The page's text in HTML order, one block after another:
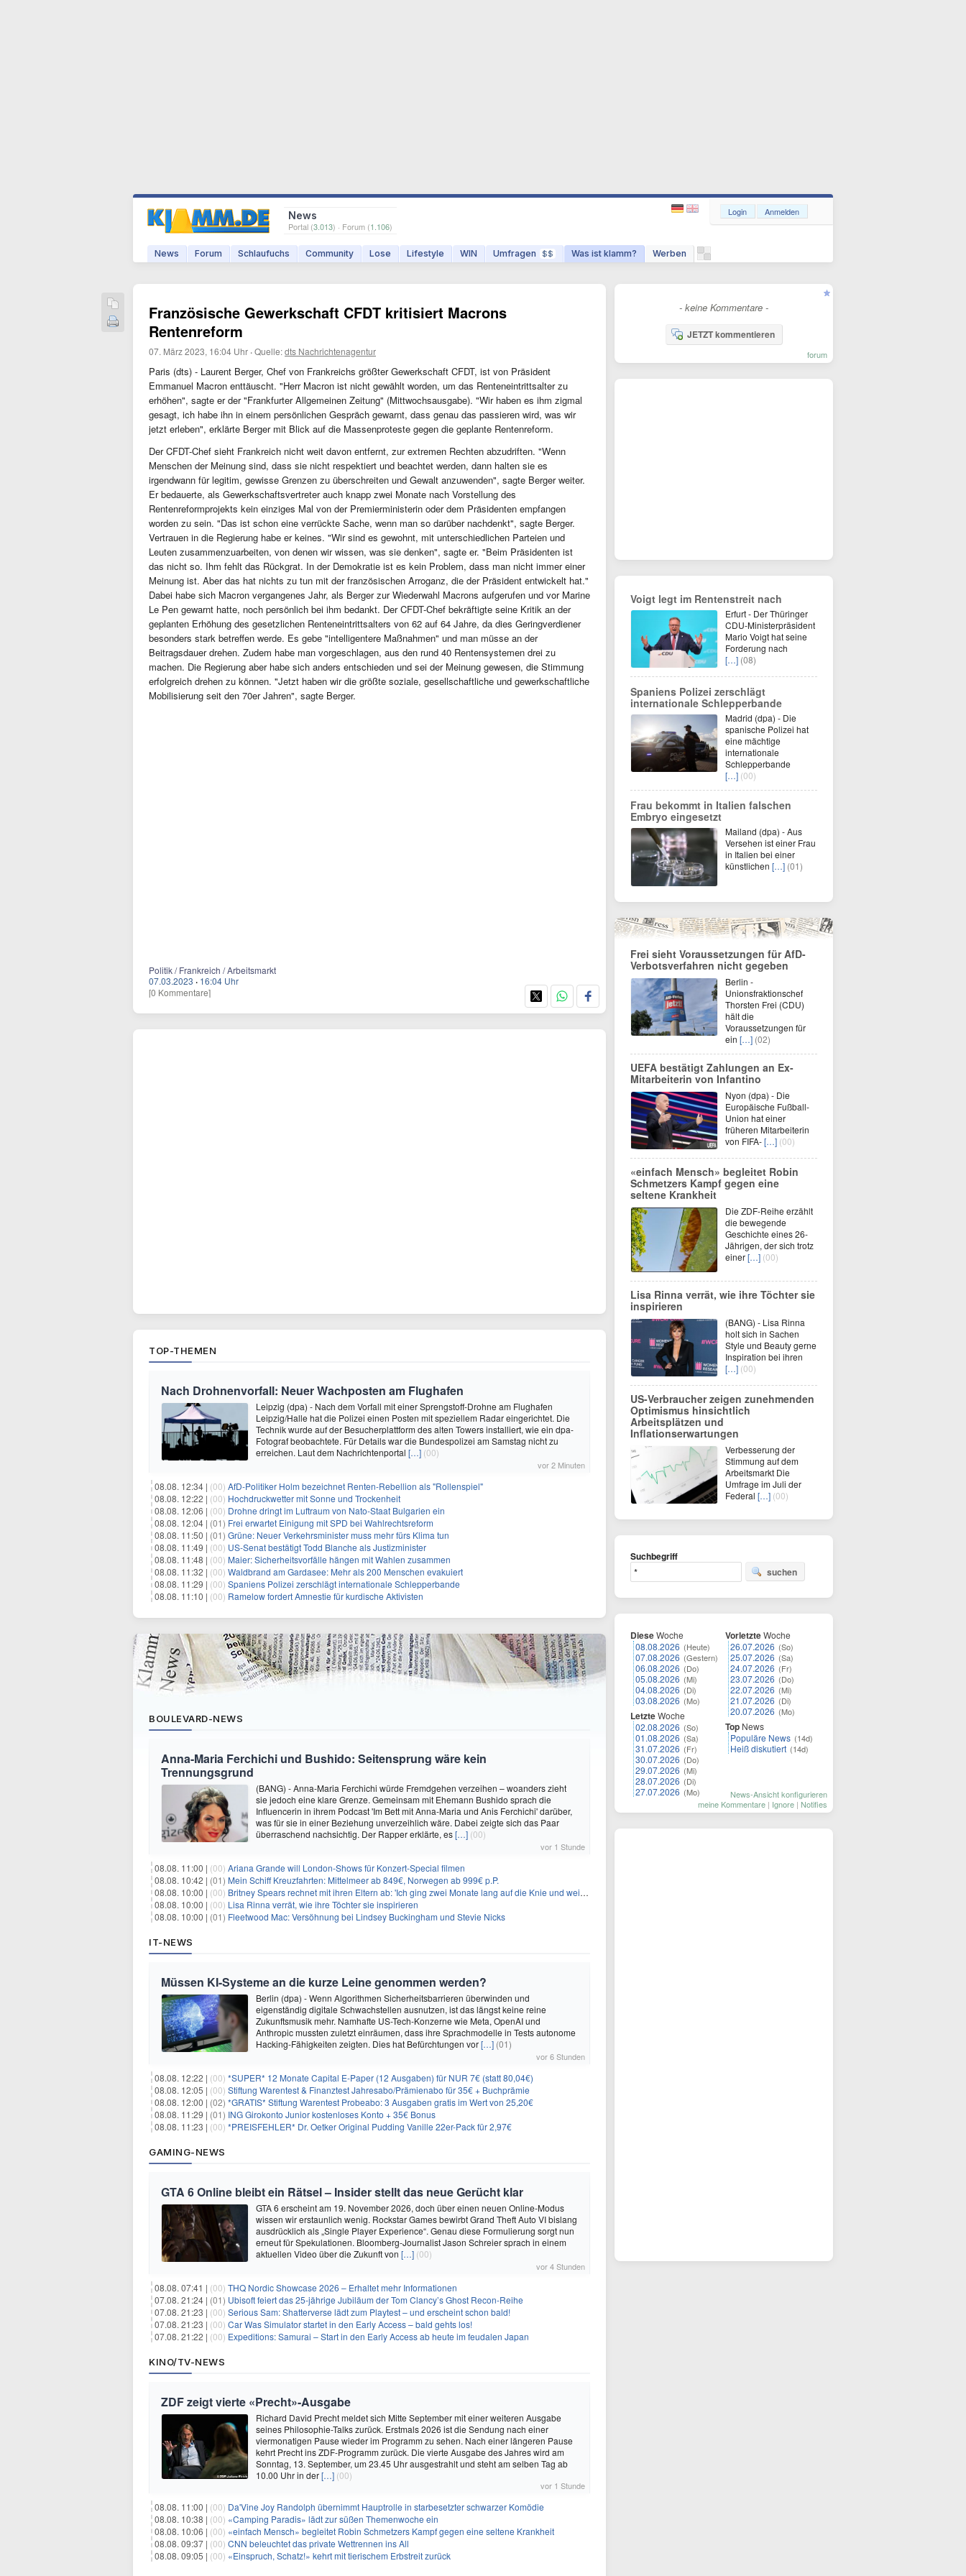
News
Portal (3.013) · Forum (1.106)
News Forum Schlaufuchs Community Lose Lifestyle WIN Umfragen $$ Was ist klamm? Werben
Login Anmelden
Französische Gewerkschaft CFDT kritisiert Macrons
Rentenreform
07. März 2023, 16:04 Uhr ·Quelle:dts Nachrichtenagentur
Paris (dts) - Laurent Berger, Chef von Frankreichs größter Gewerkschaft CFDT, ist von Präsident
Emmanuel Macron enttäuscht. "Herr Macron ist nicht gewählt worden, um das Renteneintrittsalter zu
erhöhen", sagte er der "Frankfurter Allgemeinen Zeitung" (Mittwochsausgabe). "Wir haben es ihm zigmal
gesagt, ich habe ihn in einem persönlichen Gespräch gewarnt, dass genau das passieren wird, was wir
jetzt erleben", erklärte Berger mit Blick auf die Massenproteste gegen die geplante Rentenreform.
Der CFDT-Chef sieht Frankreich nicht weit davon entfernt, zur extremen Rechten abzudriften. "Wenn
Menschen der Meinung sind, dass sie nicht respektiert und beachtet werden, dann halten sie es
irgendwann für legitim, gewisse Grenzen zu überschreiten und Gewalt anzuwenden", sagte Berger weiter.
Er bedauerte, als Gewerkschaftsvertreter auch knapp zwei Monate nach Vorstellung des
Rentenreformprojekts kein einziges Mal von der Premierministerin oder dem Präsidenten empfangen
worden zu sein. "Das ist schon eine verrückte Sache, wenn man so darüber nachdenkt", sagte Berger.
Vertrauen in die Regierung habe er keines. "Wir sind es gewohnt, mit unterschiedlichen Parteien und
Leuten zusammenzuarbeiten, von denen wir wissen, was sie denken", sagte er. "Beim Präsidenten ist
das nicht so. Ihm fehlt das Rückgrat. In der Demokratie ist es kein Problem, dass man nicht immer einer
Meinung ist. Aber das hat nichts zu tun mit der französischen Arroganz, die der Präsident entwickelt hat."
Dabei habe sich Macron vergangenes Jahr, als Berger zur Wiederwahl Macrons aufgerufen und vor Marine
Le Pen gewarnt hatte, noch persönlich bei ihm bedankt. Der CFDT-Chef bekräftigte seine Kritik an der
geplanten Erhöhung des gesetzlichen Renteneintrittsalters von 62 auf 64 Jahre, da dies Geringverdiener
besonders stark betreffen werde. Es gebe "intelligentere Maßnahmen" und man müsse an der
Beitragsdauer drehen. Zudem habe man vorgeschlagen, aus den rund 40 Rentensystemen drei zu
machen. Die Regierung aber habe sich anders entschieden und sei der Meinung gewesen, die Stimmung
erfolgreich drehen zu können. "Jetzt haben wir die größte soziale, gesellschaftliche und gewerkschaftliche
Mobilisierung seit den 70er Jahren", sagte Berger.
Politik / Frankreich / Arbeitsmarkt
07.03.2023 · 16:04 Uhr
[0 Kommentare]
TOP-THEMEN
Nach Drohnenvorfall: Neuer Wachposten am Flughafen
Leipzig (dpa) - Nach dem Vorfall mit einer Sprengstoff-Drohne am Flughafen
Leipzig/Halle hat die Polizei einen Posten mit speziellem Radar eingerichtet. Die
Technik wurde auf der Besucherplattform des alten Towers installiert, wie ein dpa-
Fotograf beobachtete. Für Details war die Bundespolizei am Samstag nicht zu
erreichen. Laut dem Nachrichtenportal […] (00)
vor 2 Minuten
08.08. 12:34 | (00) AfD-Politiker Holm bezeichnet Renten-Rebellion als "Rollenspiel"
08.08. 12:22 | (00) Hochdruckwetter mit Sonne und Trockenheit
08.08. 12:06 | (00) Drohne dringt im Luftraum von Nato-Staat Bulgarien ein
08.08. 12:04 | (01) Frei erwartet Einigung mit SPD bei Wahlrechtsreform
08.08. 11:50 | (01) Grüne: Neuer Verkehrsminister muss mehr fürs Klima tun
08.08. 11:49 | (00) US-Senat bestätigt Todd Blanche als Justizminister
08.08. 11:48 | (00) Maier: Sicherheitsvorfälle hängen mit Wahlen zusammen
08.08. 11:32 | (00) Waldbrand am Gardasee: Mehr als 200 Menschen evakuiert
08.08. 11:29 | (00) Spaniens Polizei zerschlägt internationale Schlepperbande
08.08. 11:10 | (00) Ramelow fordert Amnestie für kurdische Aktivisten
BOULEVARD-NEWS
Anna-Maria Ferchichi und Bushido: Seitensprung wäre kein
Trennungsgrund
(BANG) - Anna-Maria Ferchichi würde Fremdgehen verzeihen – woanders zieht
sie jedoch eine klare Grenze. Gemeinsam mit Ehemann Bushido sprach die
Influencerin in ihrem Podcast 'Im Bett mit Anna-Maria und Anis Ferchichi' darüber,
was für sie in einer Beziehung unverzeihlich wäre. Dabei zeigte sich das Paar
überraschend nachsichtig. Der Rapper erklärte, es[…] (00)
vor 1 Stunde
08.08. 11:00 | (00) Ariana Grande will London-Shows für Konzert-Special filmen
08.08. 10:42 | (01) Mein Schiff Kreuzfahrten: Mittelmeer ab 849€, Norwegen ab 999€ p.P.
08.08. 10:00 | (00) Britney Spears rechnet mit ihren Eltern ab: 'Ich ging zwei Monate lang auf die Knie und weinte'
08.08. 10:00 | (00) Lisa Rinna verrät, wie ihre Töchter sie inspirieren
08.08. 10:00 | (01) Fleetwood Mac: Versöhnung bei Lindsey Buckingham und Stevie Nicks
IT-NEWS
Müssen KI-Systeme an die kurze Leine genommen werden?
Berlin (dpa) - Wenn Algorithmen Sicherheitsbarrieren überwinden und
eigenständig digitale Schwachstellen ausnutzen, ist das längst keine reine
Zukunftsmusik mehr. Namhafte US-Tech-Konzerne wie Meta, OpenAI und
Anthropic mussten zuletzt einräumen, dass ihre Sprachmodelle in Tests autonome
Hacking-Fähigkeiten zeigten. Dies hat Befürchtungen vor[…] (01)
vor 6 Stunden
08.08. 12:22 | (00) *SUPER* 12 Monate Capital E-Paper (12 Ausgaben) für NUR 7€ (statt 80,04€)
08.08. 12:05 | (00) Stiftung Warentest & Finanztest Jahresabo/Prämienabo für 35€ + Buchprämie
08.08. 12:00 | (02) *GRATIS* Stiftung Warentest Probeabo: 3 Ausgaben gratis im Wert von 25,20€
08.08. 11:29 | (01) ING Girokonto Junior kostenloses Konto + 35€ Bonus
08.08. 11:23 | (00) *PREISFEHLER* Dr. Oetker Original Pudding Vanille 22er-Pack für 2,97€
GAMING-NEWS
GTA 6 Online bleibt ein Rätsel – Insider stellt das neue Gerücht klar
GTA 6 erscheint am 19. November 2026, doch über einen neuen Online-Modus
wissen wir erstaunlich wenig. Rockstar Games bewirbt Grand Theft Auto VI bislang
ausdrücklich als „Single Player Experience“. Genau diese Formulierung sorgt nun
erneut für Spekulationen. Bloomberg-Journalist Jason Schreier sprach in einem
aktuellen Video über die Zukunft von […] (00)
vor 4 Stunden
08.08. 07:41 | (00) THQ Nordic Showcase 2026 – Erhaltet mehr Informationen
07.08. 21:24 | (01) Ubisoft feiert das 25-jährige Jubiläum der Tom Clancy’s Ghost Recon-Reihe
07.08. 21:23 | (00) Serious Sam: Shatterverse lädt zum Playtest – und erscheint schon bald!
07.08. 21:23 | (00) Car Was Simulator startet in den Early Access – bald gehts los!
07.08. 21:22 | (00) Expeditions: Samurai – Start in den Early Access ab heute im feudalen Japan
KINO/TV-NEWS
ZDF zeigt vierte «Precht»-Ausgabe
Richard David Precht meldet sich Mitte September mit einer weiteren Ausgabe
seines Philosophie-Talks zurück. Erstmals 2026 ist die Sendung nach einer
viermonatigen Pause wieder im Programm zu sehen. Nach einer längeren Pause
kehrt Precht ins ZDF-Programm zurück. Die vierte Ausgabe des Jahres wird am
Sonntag, 13. September, um 23.45 Uhr ausgestrahlt und steht am selben Tag ab
10.00 Uhr in der[…] (00)
vor 1 Stunde
08.08. 11:00 | (00) Da'Vine Joy Randolph übernimmt Hauptrolle in starbesetzter schwarzer Komödie
08.08. 10:38 | (00) «Camping Paradis» lädt zur süßen Themenwoche ein
08.08. 10:06 | (00) «einfach Mensch» begleitet Robin Schmetzers Kampf gegen eine seltene Krankheit
08.08. 09:37 | (00) CNN beleuchtet das private Wettrennen ins All
08.08. 09:05 | (00) «Einspruch, Schatz!» kehrt mit tierischem Erbstreit zurück
- keine Kommentare -
JETZT kommentieren
forum
Voigt legt im Rentenstreit nach
Erfurt - Der Thüringer
CDU-Ministerpräsident
Mario Voigt hat seine
Forderung nach
[…] (08)
Spaniens Polizei zerschlägt
internationale Schlepperbande
Madrid (dpa) - Die
spanische Polizei hat
eine mächtige
internationale
Schlepperbande
[…] (00)
Frau bekommt in Italien falschen
Embryo eingesetzt
Mailand (dpa) - Aus
Versehen ist einer Frau
in Italien bei einer
künstlichen […] (01)
Frei sieht Voraussetzungen für AfD-
Verbotsverfahren nicht gegeben
Berlin -
Unionsfraktionschef
Thorsten Frei (CDU)
hält die
Voraussetzungen für
ein […] (02)
UEFA bestätigt Zahlungen an Ex-
Mitarbeiterin von Infantino
Nyon (dpa) - Die
Europäische Fußball-
Union hat einer
früheren Mitarbeiterin
von FIFA-[…] (00)
«einfach Mensch» begleitet Robin
Schmetzers Kampf gegen eine
seltene Krankheit
Die ZDF-Reihe erzählt
die bewegende
Geschichte eines 26-
Jährigen, der sich trotz
einer[…] (00)
Lisa Rinna verrät, wie ihre Töchter sie
inspirieren
(BANG) - Lisa Rinna
holt sich in Sachen
Style und Beauty gerne
Inspiration bei ihren
[…] (00)
US-Verbraucher zeigen zunehmenden
Optimismus hinsichtlich
Arbeitsplätzen und
Inflationserwartungen
Verbesserung der
Stimmung auf dem
Arbeitsmarkt Die
Umfrage im Juli der
Federal […] (00)
Suchbegriff
suchen
DieseWoche
08.08.2026 (Heute)
07.08.2026 (Gestern)
06.08.2026 (Do)
05.08.2026 (Mi)
04.08.2026 (Di)
03.08.2026 (Mo)
LetzteWoche
02.08.2026 (So)
01.08.2026 (Sa)
31.07.2026 (Fr)
30.07.2026 (Do)
29.07.2026 (Mi)
28.07.2026 (Di)
27.07.2026 (Mo)
VorletzteWoche
26.07.2026 (So)
25.07.2026 (Sa)
24.07.2026 (Fr)
23.07.2026 (Do)
22.07.2026 (Mi)
21.07.2026 (Di)
20.07.2026 (Mo)
Top News
Populäre News (14d)
Heiß diskutiert (14d)
News-Ansicht konfigurieren
meine Kommentare | Ignore | Notifies